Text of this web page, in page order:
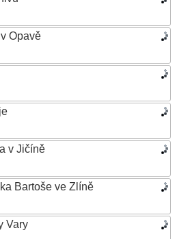
Opavě
v Jičíně
Bartoše ve Zlíně
Vary